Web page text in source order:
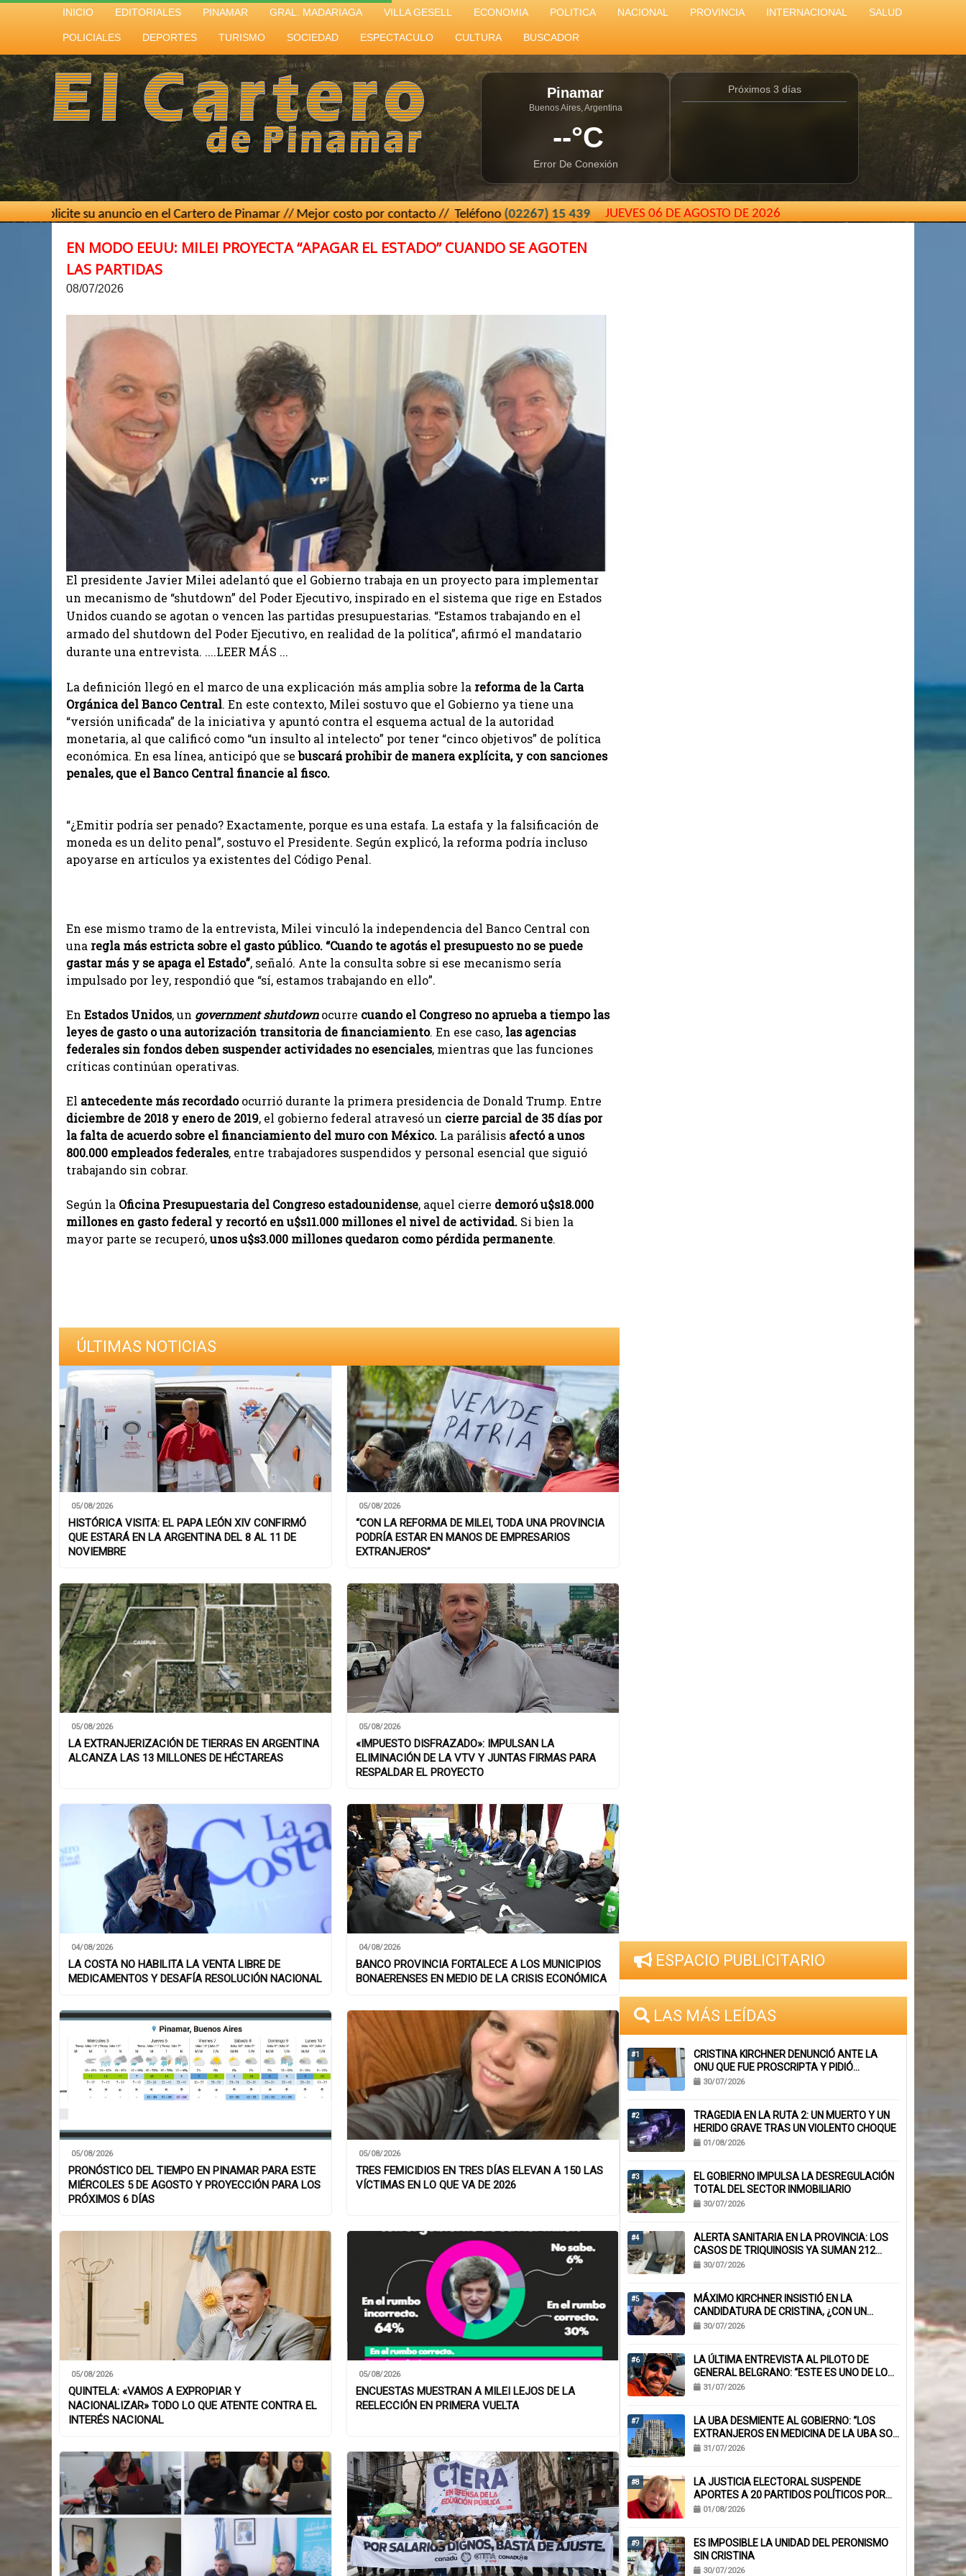
INICIO EDITORIALES PINAMAR GRAL. MADARIAGA VILLA GESELL ECONOMIA POLITICA NACIONAL PROVINCIA INTERNACIONAL SALUD
POLICIALES DEPORTES TURISMO SOCIEDAD ESPECTACULO CULTURA BUSCADOR
Pinamar
Buenos Aires, Argentina
--°C
Error De Conexión
Próximos 3 días
su anuncio en el Cartero de Pinamar // Mejor costo por contacto // Teléfono(02267) 15 439493// El Cartero de Pinamar - Buenos Aires - Argentina //
JUEVES 06 DE AGOSTO DE 2026
EN MODO EEUU: MILEI PROYECTA “APAGAR EL ESTADO” CUANDO SE AGOTEN
LAS PARTIDAS
08/07/2026
El presidente Javier Milei adelantó que el Gobierno trabaja en un proyecto para implementar
un mecanismo de “shutdown” del Poder Ejecutivo, inspirado en el sistema que rige en Estados
Unidos cuando se agotan o vencen las partidas presupuestarias. “Estamos trabajando en el
armado del shutdown del Poder Ejecutivo, en realidad de la política”, afirmó el mandatario
durante una entrevista. ....LEER MÁS ...
La definición llegó en el marco de una explicación más amplia sobre la reforma de la Carta
Orgánica del Banco Central. En este contexto, Milei sostuvo que el Gobierno ya tiene una
“versión unificada” de la iniciativa y apuntó contra el esquema actual de la autoridad
monetaria, al que calificó como “un insulto al intelecto” por tener “cinco objetivos” de política
económica. En esa línea, anticipó que sebuscará prohibir de manera explícita, y con sanciones
penales, que el Banco Central financie al fisco.
“¿Emitir podría ser penado? Exactamente, porque es una estafa. La estafa y la falsificación de
moneda es un delito penal”, sostuvo el Presidente. Según explicó, la reforma podría incluso
apoyarse en artículos ya existentes del Código Penal.
En ese mismo tramo de la entrevista, Milei vinculó la independencia del Banco Central con
una regla más estricta sobre el gasto público. “Cuando te agotás el presupuesto no se puede
gastar más y se apaga el Estado”, señaló. Ante la consulta sobre si ese mecanismo sería
impulsado por ley, respondió que “sí, estamos trabajando en ello”.
En Estados Unidos, un government shutdownocurre cuando el Congreso no aprueba a tiempo las
leyes de gasto o una autorización transitoria de financiamiento. En ese caso, las agencias
federales sin fondos deben suspender actividades no esenciales, mientras que las funciones
críticas continúan operativas.
El antecedente más recordadoocurrió durante la primera presidencia de Donald Trump. Entre
diciembre de 2018 y enero de 2019, el gobierno federal atravesó un cierre parcial de 35 días por
la falta de acuerdo sobre el financiamiento del muro con México. La parálisis afectó a unos
800.000 empleados federales, entre trabajadores suspendidos y personal esencial que siguió
trabajando sin cobrar.
Según la Oficina Presupuestaria del Congreso estadounidense, aquel cierre demoró u$s18.000
millones en gasto federal y recortó en u$s11.000 millones el nivel de actividad. Si bien la
mayor parte se recuperó,unos u$s3.000 millones quedaron como pérdida permanente.
ÚLTIMAS NOTICIAS
05/08/2026
HISTÓRICA VISITA: EL PAPA LEÓN XIV CONFIRMÓ
QUE ESTARÁ EN LA ARGENTINA DEL 8 AL 11 DE
NOVIEMBRE
05/08/2026
“CON LA REFORMA DE MILEI, TODA UNA PROVINCIA
PODRÍA ESTAR EN MANOS DE EMPRESARIOS
EXTRANJEROS”
05/08/2026
LA EXTRANJERIZACIÓN DE TIERRAS EN ARGENTINA
ALCANZA LAS 13 MILLONES DE HÉCTAREAS
05/08/2026
«IMPUESTO DISFRAZADO»: IMPULSAN LA
ELIMINACIÓN DE LA VTV Y JUNTAS FIRMAS PARA
RESPALDAR EL PROYECTO
04/08/2026
LA COSTA NO HABILITA LA VENTA LIBRE DE
MEDICAMENTOS Y DESAFÍA RESOLUCIÓN NACIONAL
04/08/2026
BANCO PROVINCIA FORTALECE A LOS MUNICIPIOS
BONAERENSES EN MEDIO DE LA CRISIS ECONÓMICA
05/08/2026
PRONÓSTICO DEL TIEMPO EN PINAMAR PARA ESTE
MIÉRCOLES 5 DE AGOSTO Y PROYECCIÓN PARA LOS
PRÓXIMOS 6 DÍAS
05/08/2026
TRES FEMICIDIOS EN TRES DÍAS ELEVAN A 150 LAS
VÍCTIMAS EN LO QUE VA DE 2026
05/08/2026
QUINTELA: «VAMOS A EXPROPIAR Y
NACIONALIZAR» TODO LO QUE ATENTE CONTRA EL
INTERÉS NACIONAL
05/08/2026
ENCUESTAS MUESTRAN A MILEI LEJOS DE LA
REELECCIÓN EN PRIMERA VUELTA
ESPACIO PUBLICITARIO
LAS MÁS LEÍDAS
#1
CRISTINA KIRCHNER DENUNCIÓ ANTE LA
ONU QUE FUE PROSCRIPTA Y PIDIÓ
SUSPENDER SU INHABILITACIÓN PERPETUA
30/07/2026
#2
TRAGEDIA EN LA RUTA 2: UN MUERTO Y UN
HERIDO GRAVE TRAS UN VIOLENTO CHOQUE
01/08/2026
#3
EL GOBIERNO IMPULSA LA DESREGULACIÓN
TOTAL DEL SECTOR INMOBILIARIO
30/07/2026
#4
ALERTA SANITARIA EN LA PROVINCIA: LOS
CASOS DE TRIQUINOSIS YA SUMAN 212
CONFIRMADOS
30/07/2026
#5
MÁXIMO KIRCHNER INSISTIÓ EN LA
CANDIDATURA DE CRISTINA, ¿CON UN
MENSAJE A KICILLOF?: «PONE NERVIOSOS A
30/07/2026
#6
LA ÚLTIMA ENTREVISTA AL PILOTO DE
GENERAL BELGRANO: “ESTE ES UNO DE LOS
TRABAJOS CON MÁS RIESGO”
31/07/2026
#7
LA UBA DESMIENTE AL GOBIERNO: “LOS
EXTRANJEROS EN MEDICINA DE LA UBA SON
EL 6,1%, NO EL 40%”
31/07/2026
#8
LA JUSTICIA ELECTORAL SUSPENDE
APORTES A 20 PARTIDOS POLÍTICOS POR
FALTA DE BALANCES
01/08/2026
#9
ES IMPOSIBLE LA UNIDAD DEL PERONISMO
SIN CRISTINA
30/07/2026